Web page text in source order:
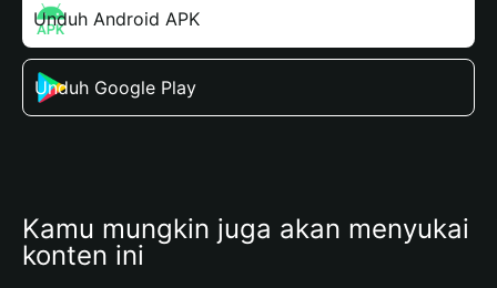
Unduh Android APK
Unduh Google Play
Kamu mungkin juga akan menyukai
konten ini